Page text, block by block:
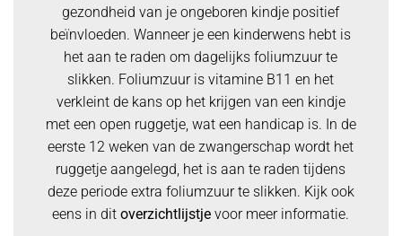
gezondheid van je ongeboren kindje positief
beïnvloeden. Wanneer je een kinderwens hebt is
het aan te raden om dagelijks foliumzuur te
slikken. Foliumzuur is vitamine B11 en het
verkleint de kans op het krijgen van een kindje
met een open ruggetje, wat een handicap is. In de
eerste 12 weken van de zwangerschap wordt het
ruggetje aangelegd, het is aan te raden tijdens
deze periode extra foliumzuur te slikken. Kijk ook
eens in ditoverzichtlijstje voor meer informatie.